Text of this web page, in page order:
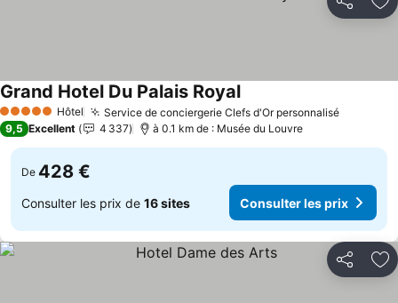
Partager
5 Étoiles Hôtel Service de conciergerie Clefs d'Or personnalisé
Grand Hotel Du Palais Royal
9,5 Excellent 4 337 à 0.1 km de : Musée du Louvre
De 428 €
Consulter les prix de 16 sites Consulter les prix
Partager